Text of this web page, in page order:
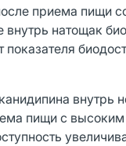
приема пищи
натощак
показателя
внутрь
пищи с